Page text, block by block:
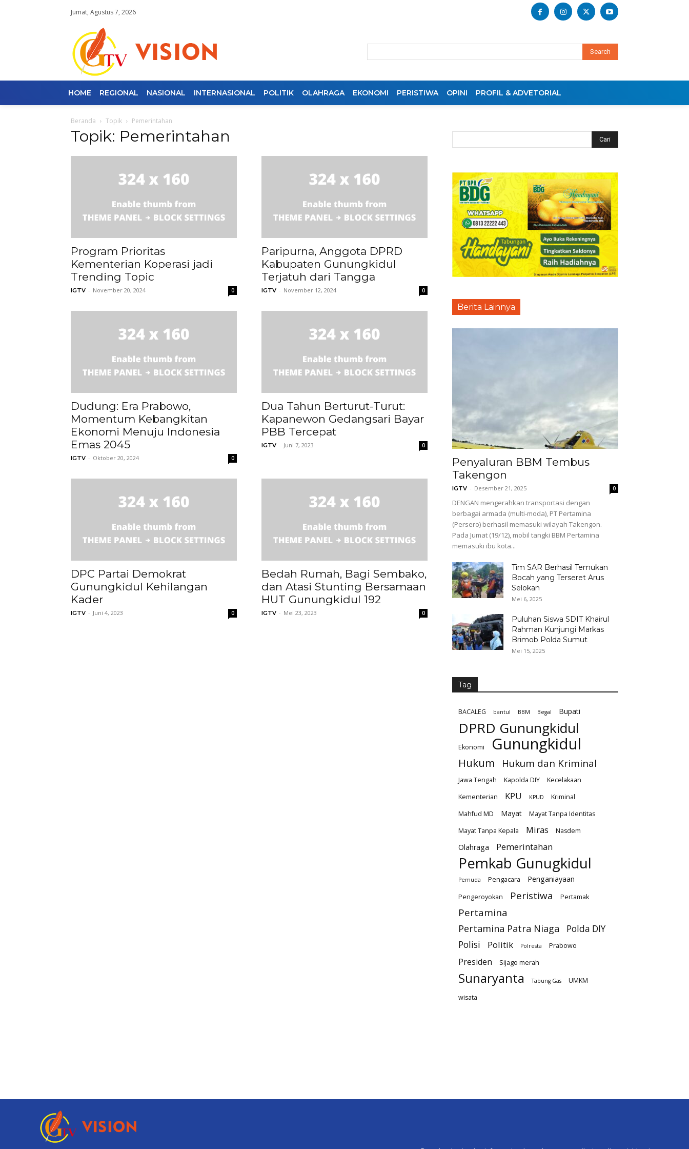
Jumat, Agustus 7, 2026
Search
HOME REGIONAL NASIONAL INTERNASIONAL POLITIK OLAHRAGA EKONOMI PERISTIWA OPINI PROFIL & ADVETORIAL
Beranda Topik Pemerintahan
Topik: Pemerintahan
Program Prioritas
Kementerian Koperasi jadi
Trending Topic
IGTV - November 20, 2024 0
Paripurna, Anggota DPRD
Kabupaten Gunungkidul
Terjatuh dari Tangga
IGTV - November 12, 2024 0
Dudung: Era Prabowo,
Momentum Kebangkitan
Ekonomi Menuju Indonesia
Emas 2045
IGTV - Oktober 20, 2024 0
Dua Tahun Berturut-Turut:
Kapanewon Gedangsari Bayar
PBB Tercepat
IGTV - Juni 7, 2023 0
DPC Partai Demokrat
Gunungkidul Kehilangan
Kader
IGTV - Juni 4, 2023 0
Bedah Rumah, Bagi Sembako,
dan Atasi Stunting Bersamaan
HUT Gunungkidul 192
IGTV - Mei 23, 2023 0
Berita Lainnya
Penyaluran BBM Tembus
Takengon
IGTV - Desember 21, 2025 0
DENGAN mengerahkan transportasi dengan
berbagai armada (multi-moda), PT Pertamina
(Persero) berhasil memasuki wilayah Takengon.
Pada Jumat (19/12), mobil tangki BBM Pertamina
memasuki ibu kota...
Tim SAR Berhasil Temukan
Bocah yang Terseret Arus
Selokan
Mei 6, 2025
Puluhan Siswa SDIT Khairul
Rahman Kunjungi Markas
Brimob Polda Sumut
Mei 15, 2025
Tag
BACALEG bantul BBM Begal Bupati
DPRD Gunungkidul
Ekonomi Gunungkidul
Hukum Hukum dan Kriminal
Jawa Tengah Kapolda DIY
Kecelakaan
Kementerian
KPU KPUD
Kriminal
Mahfud MD
Mayat
Mayat Tanpa Identitas
Mayat Tanpa Kepala
Miras Nasdem
Olahraga Pemerintahan
Pemkab Gunugkidul
Pemuda Pengacara Penganiayaan
Pengeroyokan Peristiwa Pertamak
Pertamina
Pertamina Patra Niaga
Polda DIY
Polisi
Politik Polresta Prabowo
Presiden Sijago merah
Sunaryanta Tabung Gas
UMKM
wisata